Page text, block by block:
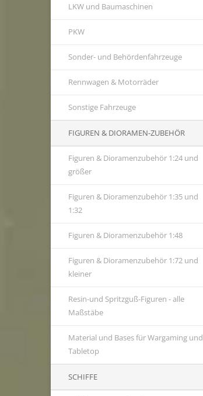
LKW und Baumaschinen
PKW
Sonder- und Behördenfahrzeuge
Rennwagen & Motorräder
Sonstige Fahrzeuge
FIGUREN & DIORAMEN-ZUBEHÖR
Figuren & Dioramenzubehör 1:24 und
größer
Figuren & Dioramenzubehör 1:35 und
1:32
Figuren & Dioramenzubehör 1:48
Figuren & Dioramenzubehör 1:72 und
kleiner
Resin-und Spritzguß-Figuren - alle
Maßstäbe
Material und Bases für Wargaming und
Tabletop
SCHIFFE